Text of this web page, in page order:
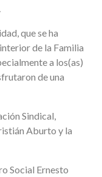
que se ha
de la Familia
a los(as)
de una
Sindical,
Aburto y la
Social Ernesto